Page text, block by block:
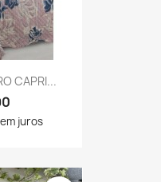
CAPRI...
juros